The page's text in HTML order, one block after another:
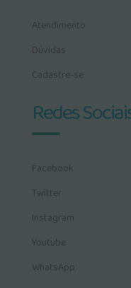
Atendimento
Dúvidas
Cadastre-se
Redes
Facebook
Twitter
Instagram
Youtube
WhatsApp